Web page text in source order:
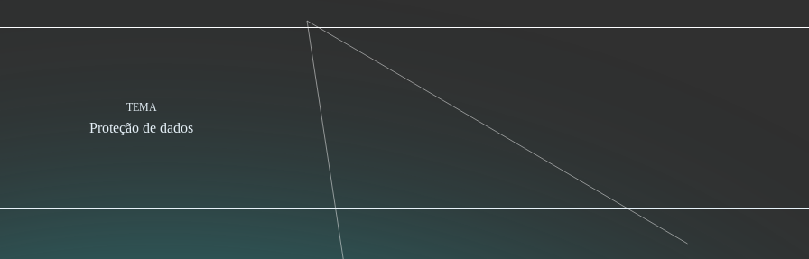
TEMA
Proteção de dados